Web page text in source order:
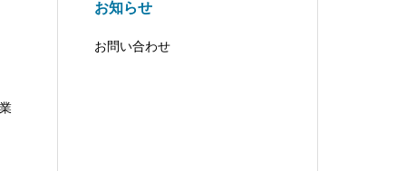
お知らせ
お問い合わせ